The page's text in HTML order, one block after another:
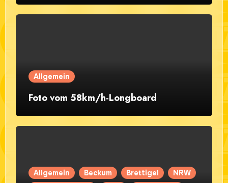
Allgemein
Foto vom 58km/h-Longboard
Allgemein Beckum Brettigel
NRW